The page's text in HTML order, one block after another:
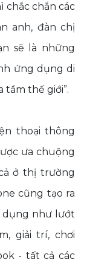
chắc chắn các
anh, đàn chị
sẽ là những
ứng dụng di
tầm thế giới”.
thoại thông
ưa chuộng
ở thị trường
cũng tạo ra
dụng như lướt
giải trí, chơi
- tất cả các